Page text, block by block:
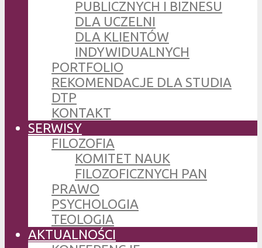
PUBLICZNYCH I BIZNESU
DLA UCZELNI
DLA KLIENTÓW
INDYWIDUALNYCH
PORTFOLIO
REKOMENDACJE DLA STUDIA
DTP
KONTAKT
SERWISY
FILOZOFIA
KOMITET NAUK
FILOZOFICZNYCH PAN
PRAWO
PSYCHOLOGIA
TEOLOGIA
AKTUALNOŚCI